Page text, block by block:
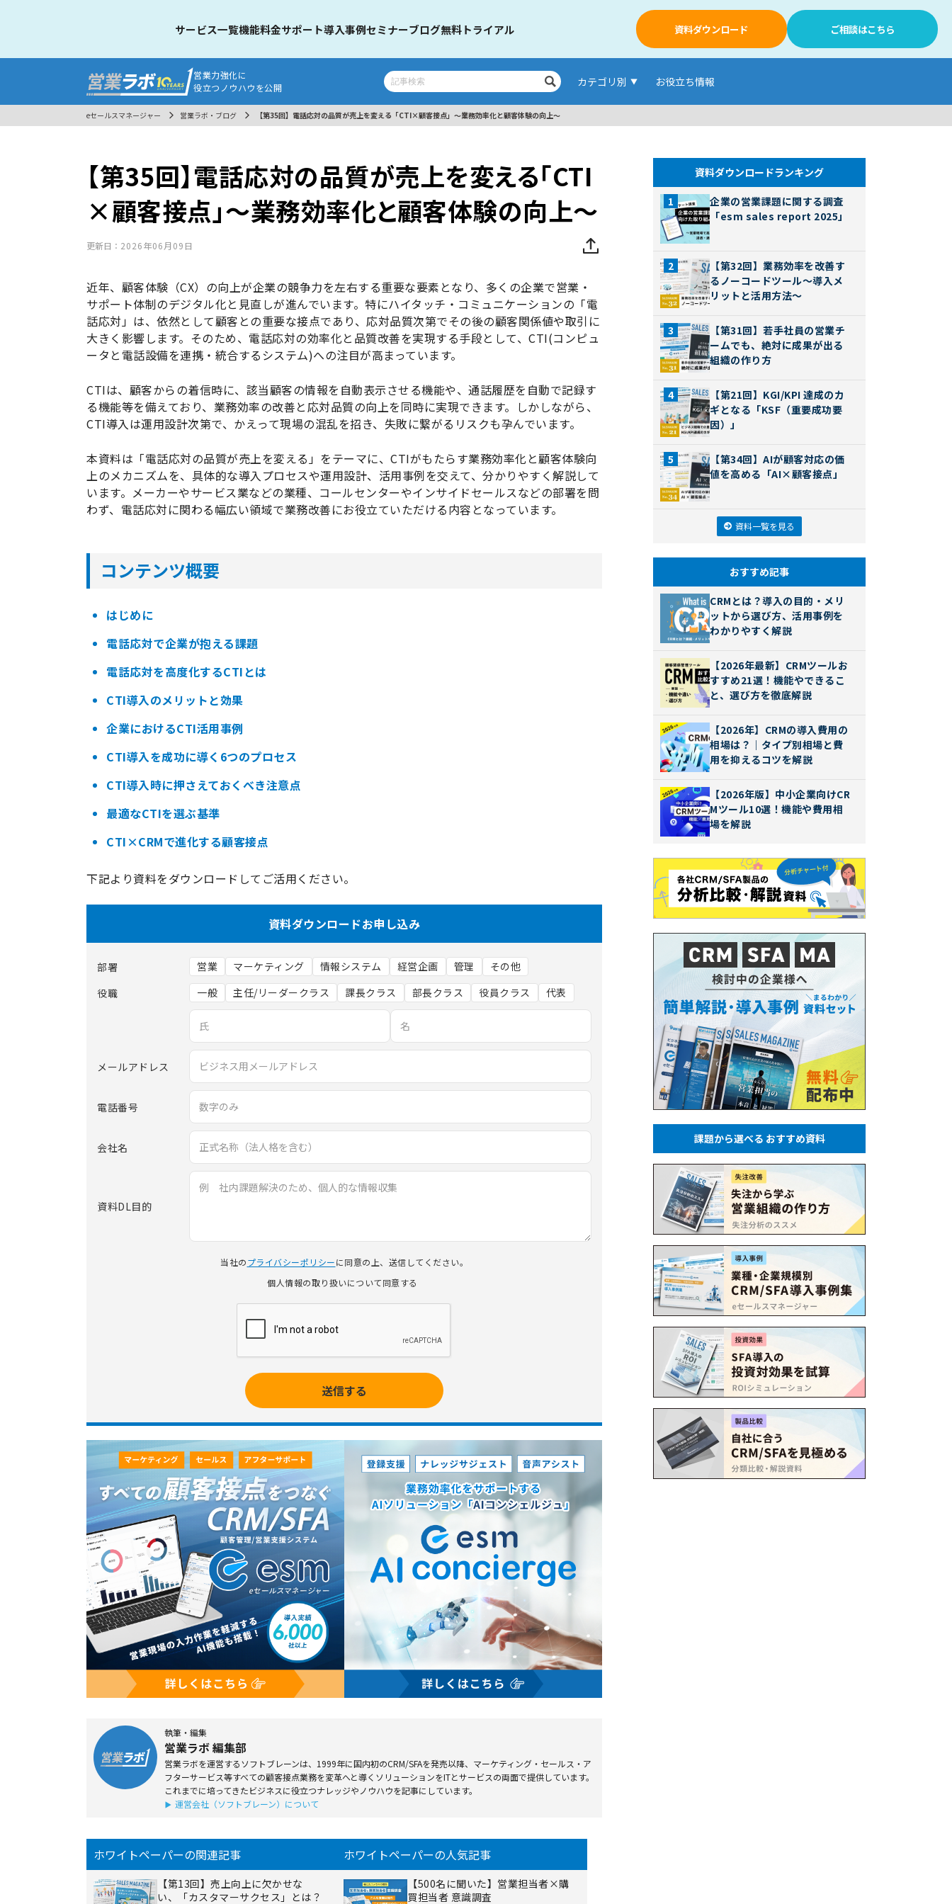
営業力強化に
役立つノウハウを公開
カテゴリ別 お役立ち情報
サービス一覧機能料金サポート導入事例セミナーブログ無料トライアル 資料ダウンロード ご相談はこちら
eセールスマネージャー 営業ラボ・ブログ 【第35回】電話応対の品質が売上を変える「CTI×顧客接点」～業務効率化と顧客体験の向上～
【第35回】電話応対の品質が売上を変える「CTI
×顧客接点」～業務効率化と顧客体験の向上～
更新日： 2026年06月09日
近年、顧客体験（CX）の向上が企業の競争力を左右する重要な要素となり、多くの企業で営業・
サポート体制のデジタル化と見直しが進んでいます。特にハイタッチ・コミュニケーションの「電
話応対」は、依然として顧客との重要な接点であり、応対品質次第でその後の顧客関係値や取引に
大きく影響します。そのため、電話応対の効率化と品質改善を実現する手段として、CTI(コンピュ
ータと電話設備を連携・統合するシステム)への注目が高まっています。
CTIは、顧客からの着信時に、該当顧客の情報を自動表示させる機能や、通話履歴を自動で記録す
る機能等を備えており、業務効率の改善と応対品質の向上を同時に実現できます。しかしながら、
CTI導入は運用設計次第で、かえって現場の混乱を招き、失敗に繋がるリスクも孕んでいます。
本資料は「電話応対の品質が売上を変える」をテーマに、CTIがもたらす業務効率化と顧客体験向
上のメカニズムを、具体的な導入プロセスや運用設計、活用事例を交えて、分かりやすく解説して
います。メーカーやサービス業などの業種、コールセンターやインサイドセールスなどの部署を問
わず、電話応対に関わる幅広い領域で業務改善にお役立ていただける内容となっています。
コンテンツ概要
はじめに
電話応対で企業が抱える課題
電話応対を高度化するCTIとは
CTI導入のメリットと効果
企業におけるCTI活用事例
CTI導入を成功に導く6つのプロセス
CTI導入時に押さえておくべき注意点
最適なCTIを選ぶ基準
CTI×CRMで進化する顧客接点
下記より資料をダウンロードしてご活用ください。
資料ダウンロードお申し込み
部署 営業 マーケティング 情報システム 経営企画 管理
その他
役職
一般 主任/リーダークラス 課長クラス 部長クラス 役員クラス 代表
メールアドレス
電話番号
会社名
資料DL目的
当社のプライバシーポリシーに同意の上、送信してください。
個人情報の取り扱いについて同意する
執筆・編集
営業ラボ 編集部
営業ラボを運営するソフトブレーンは、1999年に国内初のCRM/SFAを発売以降、マーケティング・セールス・ア
フターサービス等すべての顧客接点業務を変革へと導くソリューションをITとサービスの両面で提供しています。
これまでに培ってきたビジネスに役立つナレッジやノウハウを記事にしています。
運営会社（ソフトブレーン）について
資料ダウンロードランキング
企業の営業課題に関する調査
「esm sales report 2025」
【第32回】業務効率を改善す
るノーコードツール～導入メ
リットと活用方法～
【第31回】若手社員の営業チ
ームでも、絶対に成果が出る
組織の作り方
【第21回】KGI/KPI 達成のカ
ギとなる「KSF（重要成功要
因）」
【第34回】AIが顧客対応の価
値を高める「AI×顧客接点」
資料一覧を見る
おすすめ記事
CRMとは？導入の目的・メリ
ットから選び方、活用事例を
わかりやすく解説
【2026年最新】CRMツールお
すすめ21選！機能やできるこ
と、選び方を徹底解説
【2026年】CRMの導入費用の
相場は？｜タイプ別相場と費
用を抑えるコツを解説
【2026年版】中小企業向けCR
Mツール10選！機能や費用相
場を解説
課題から選べる おすすめ資料
ホワイトペーパーの関連記事
【第13回】売上向上に欠かせな
い、「カスタマーサクセス」とは？
ホワイトペーパーの人気記事
【500名に聞いた】営業担当者×購
買担当者 意識調査